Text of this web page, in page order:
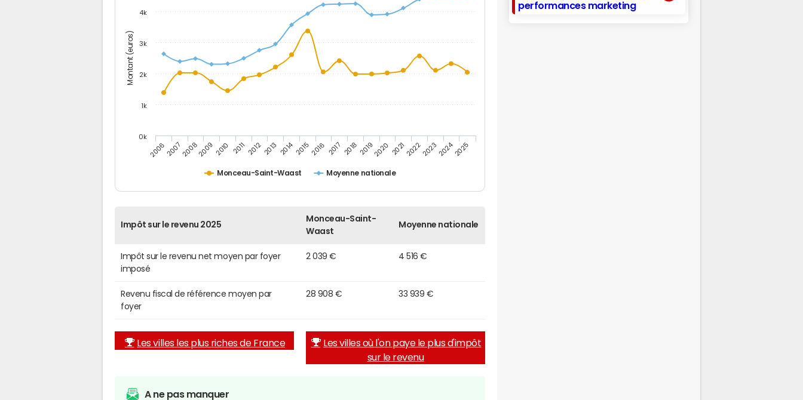
Montant (euros)
Monceau-Saint-Waast Moyenne nationale
20062007200820092010 2011 20122013 201420152016 2017 201820192020 20212022202320242025
0k
1k
2k
3k
4k
Impôt sur le revenu 2025
Monceau-Saint-
Waast
Moyenne nationale
Impôt sur le revenu net moyen par foyer
imposé
2 039 € 4 516 €
Revenu fiscal de référence moyen par
foyer
28 908 € 33 939 €
Les villes les plus riches de France
Les villes où l'on paye le plus d'impôt
sur le revenu
A ne pas manquer
performances marketing